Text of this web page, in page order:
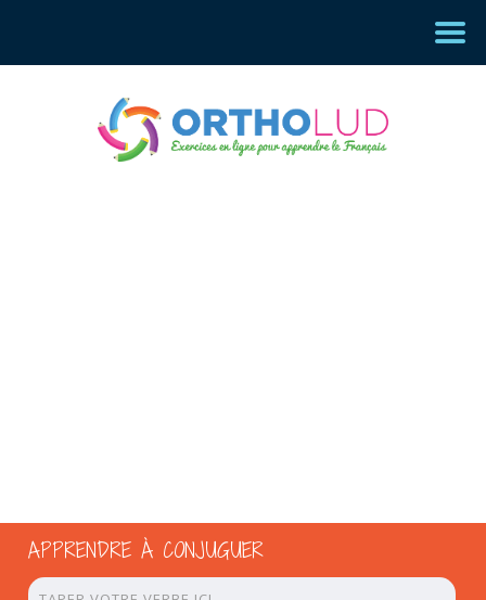
APPRENDRE À CONJUGUER